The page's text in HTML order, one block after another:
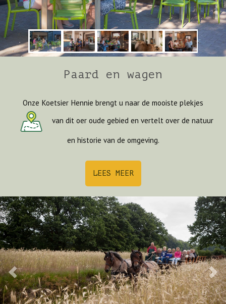
Paard en wagen
Onze Koetsier Hennie brengt u naar de mooiste plekjes
van dit oer oude gebied en vertelt over de natuur
en historie van de omgeving.
LEES MEER